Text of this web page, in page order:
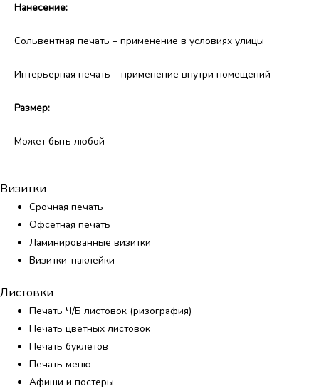
Нанесение:
Сольвентная печать – применение в условиях улицы
Интерьерная печать – применение внутри помещений
Размер:
Может быть любой
Визитки
Срочная печать
Офсетная печать
Ламинированные визитки
Визитки-наклейки
Листовки
Печать Ч/Б листовок (ризография)
Печать цветных листовок
Печать буклетов
Печать меню
Афиши и постеры